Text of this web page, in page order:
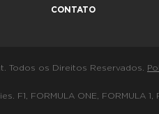
CONTATO
Todos os Direitos Reservados.
FORMULA ONE, FORMULA 1,